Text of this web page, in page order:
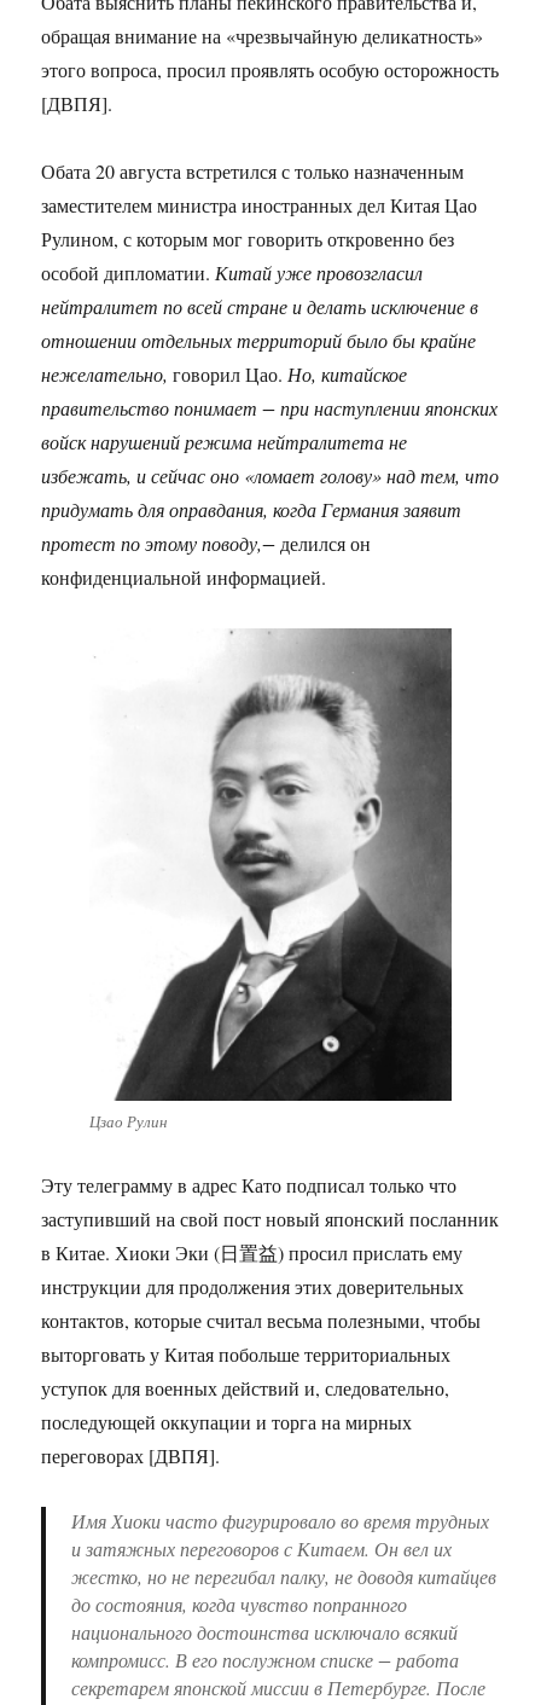
обращая внимание на «чрезвычайную деликатность»
этого вопроса, просил проявлять особую осторожность
[ДВПЯ].
Обата 20 августа встретился с только назначенным
заместителем министра иностранных дел Китая Цао
Рулином, с которым мог говорить откровенно без
особой дипломатии. Китай уже провозгласил
нейтралитет по всей стране и делать исключение в
отношении отдельных территорий было бы крайне
нежелательно,говорил Цао. Но, китайское
правительство понимает − при наступлении японских
войск нарушений режима нейтралитета не
избежать, и сейчас оно «ломает голову» над тем, что
придумать для оправдания, когда Германия заявит
протест по этому поводу,− делился он
конфиденциальной информацией.
Цзао Рулин
Эту телеграмму в адрес Като подписал только что
заступивший на свой пост новый японский посланник
в Китае. Хиоки Эки (日置益) просил прислать ему
инструкции для продолжения этих доверительных
контактов, которые считал весьма полезными, чтобы
выторговать у Китая побольше территориальных
уступок для военных действий и, следовательно,
последующей оккупации и торга на мирных
переговорах [ДВПЯ].
Имя Хиоки часто фигурировало во время трудных
и затяжных переговоров с Китаем. Он вел их
жестко, но не перегибал палку, не доводя китайцев
до состояния, когда чувство попранного
национального достоинства исключало всякий
компромисс. В его послужном списке − работа
секретарем японской миссии в Петербурге. После